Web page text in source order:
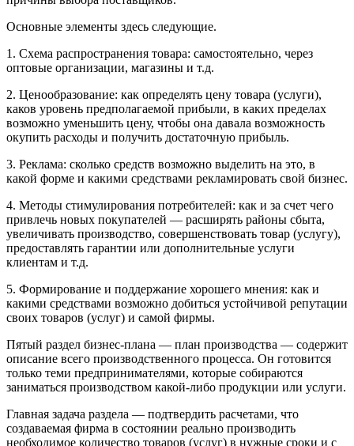
Основные элементы здесь следующие.
1. Схема распространения товара: самостоятельно, через
оптовые организации, магазины и т.д.
2. Ценообразование: как определять цену товара (услуги),
каков уровень предполагаемой прибыли, в каких пределах
возможно уменьшить цену, чтобы она давала возможность
окупить расходы и получить достаточную прибыль.
3. Реклама: сколько средств возможно выделить на это, в
какой форме и какими средствами рекламировать свой бизнес.
4. Методы стимулирования потребителей: как и за счет чего
привлечь новых покупателей — расширять районы сбыта,
увеличивать производство, совершенствовать товар (услугу),
предоставлять гарантии или дополнительные услуги
клиентам и т.д.
5. Формирование и поддержание хорошего мнения: как и
какими средствами возможно добиться устойчивой репутации
своих товаров (услуг) и самой фирмы.
Пятый раздел бизнес-плана — план производства — содержит
описание всего производственного процесса. Он готовится
только теми предпринимателями, которые собираются
заниматься производством какой-либо продукции или услуги.
Главная задача раздела — подтвердить расчетами, что
создаваемая фирма в состоянии реально производить
необходимое количество товаров (услуг) в нужные сроки и с